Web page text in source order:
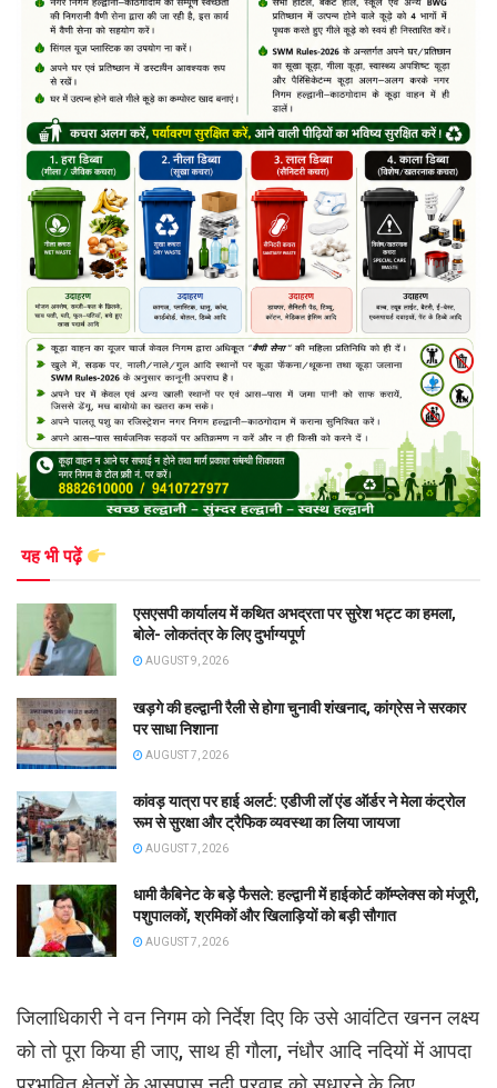
यह भी पढ़ें
एसएसपी कार्यालय में कथित अभद्रता पर सुरेश भट्ट का हमला,
बोले- लोकतंत्र के लिए दुर्भाग्यपूर्ण
AUGUST 9, 2026
खड़गे की हल्द्वानी रैली से होगा चुनावी शंखनाद, कांग्रेस ने सरकार
पर साधा निशाना
AUGUST 7, 2026
कांवड़ यात्रा पर हाई अलर्ट: एडीजी लॉ एंड ऑर्डर ने मेला कंट्रोल
रूम से सुरक्षा और ट्रैफिक व्यवस्था का लिया जायजा
AUGUST 7, 2026
धामी कैबिनेट के बड़े फैसले: हल्द्वानी में हाईकोर्ट कॉम्प्लेक्स को मंजूरी,
पशुपालकों, श्रमिकों और खिलाड़ियों को बड़ी सौगात
AUGUST 7, 2026
जिलाधिकारी ने वन निगम को निर्देश दिए कि उसे आवंटित खनन लक्ष्य
को तो पूरा किया ही जाए, साथ ही गौला, नंधौर आदि नदियों में आपदा